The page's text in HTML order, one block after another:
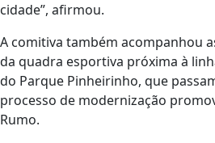
cidade”, afirmou.
A comitiva também acompanhou
da quadra esportiva próxima à
do Parque Pinheirinho, que
processo de modernização
Rumo.